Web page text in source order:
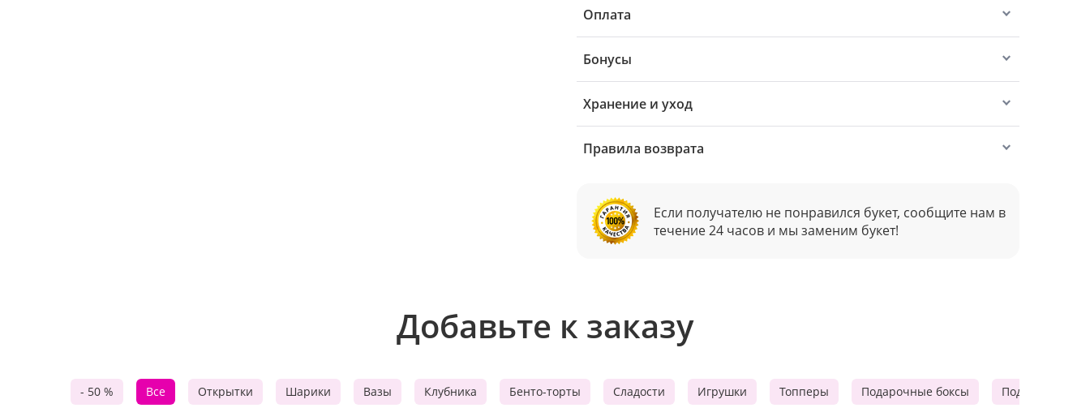
Оплата
Бонусы
Хранение и уход
Правила возврата
Если получателю не понравился букет, сообщите нам в
течение 24 часов и мы заменим букет!
Добавьте к заказу
- 50 % Все Открытки Шарики Вазы Клубника Бенто-торты Сладости Игрушки Топперы Подарочные боксы Подарочные